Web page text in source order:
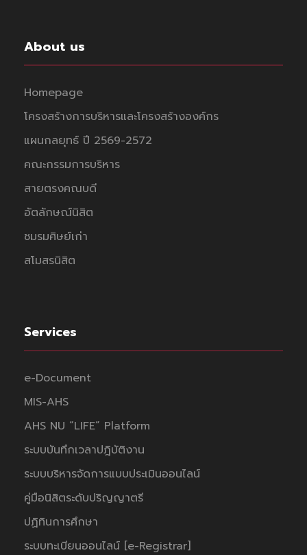
About us
Homepage
โครงสร้างการบริหารและโครงสร้างองค์กร
แผนกลยุทธ์ ปี 2569-2572
คณะกรรมการบริหาร
สายตรงคณบดี
อัตลักษณ์นิสิต
ชมรมศิษย์เก่า
สโมสรนิสิต
Services
e-Document
MIS-AHS
AHS NU “LIFE” Platform
ระบบบันทึกเวลาปฎิบัติงาน
ระบบบริหารจัดการแบบประเมินออนไลน์
คู่มือนิสิตระดับปริญญาตรี
ปฏิทินการศึกษา
ระบบทะเบียนออนไลน์ [e-Registrar]